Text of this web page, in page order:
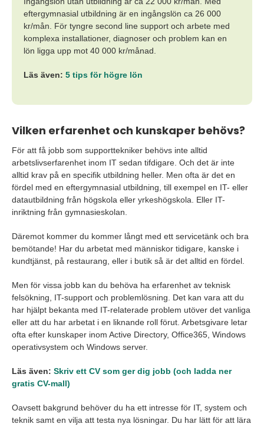
eftergymnasial utbildning är en ingångslön ca 26 000
kr/mån. För tyngre second line support och arbete med
komplexa installationer, diagnoser och problem kan en
lön ligga upp mot 40 000 kr/månad.
Läs även: 5 tips för högre lön
Vilken erfarenhet och kunskaper behövs?
För att få jobb som supporttekniker behövs inte alltid
arbetslivserfarenhet inom IT sedan tifdigare. Och det är inte
alltid krav på en specifik utbildning heller. Men ofta är det en
fördel med en eftergymnasial utbildning, till exempel en IT- eller
datautbildning från högskola eller yrkeshögskola. Eller IT-
inriktning från gymnasieskolan.
Däremot kommer du kommer långt med ett servicetänk och bra
bemötande! Har du arbetat med människor tidigare, kanske i
kundtjänst, på restaurang, eller i butik så är det alltid en fördel.
Men för vissa jobb kan du behöva ha erfarenhet av teknisk
felsökning, IT-support och problemlösning. Det kan vara att du
har hjälpt bekanta med IT-relaterade problem utöver det vanliga
eller att du har arbetat i en liknande roll förut. Arbetsgivare letar
ofta efter kunskaper inom Active Directory, Office365, Windows
operativsystem och Windows server.
Läs även: Skriv ett CV som ger dig jobb (och ladda ner
gratis CV-mall)
Oavsett bakgrund behöver du ha ett intresse för IT, system och
teknik samt en vilja att testa nya lösningar. Du har lätt för att lära